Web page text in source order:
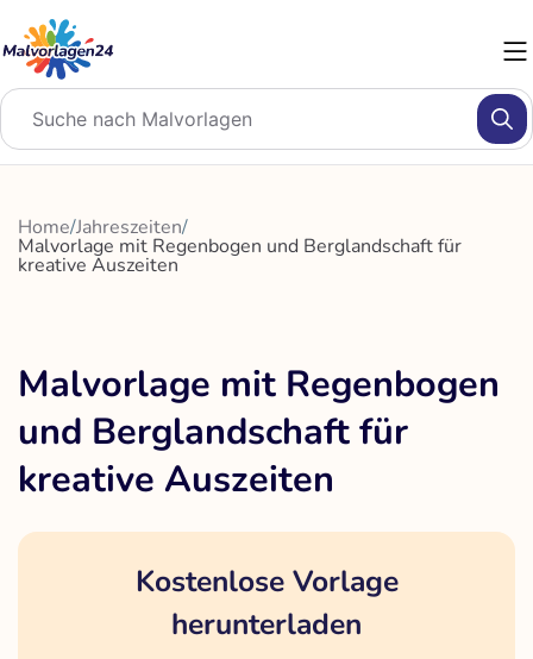
Inhalt
springen
Home/Jahreszeiten/
Malvorlage mit Regenbogen und Berglandschaft für
kreative Auszeiten
Malvorlage mit Regenbogen
und Berglandschaft für
kreative Auszeiten
Kostenlose Vorlage
herunterladen